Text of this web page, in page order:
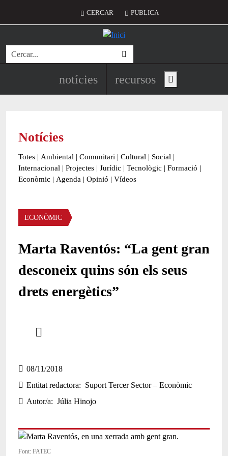
Menú del compte d'usuari
CERCAR PUBLICA
Cerca
Navegació principal de
notícies recursos Show main menu
Notícies
Totes | Ambiental | Comunitari | Cultural | Social |
Internacional | Projectes | Jurídic | Tecnològic | Formació |
Econòmic | Agenda | Opinió | Vídeos
Àmbit de la notícia
ECONÒMIC
Marta Raventós: “La gent gran
desconeix quins són els seus
drets energètics”
08/11/2018
Entitat redactora
Suport Tercer Sector – Econòmic
Autor/a
Júlia Hinojo
Font: FATEC